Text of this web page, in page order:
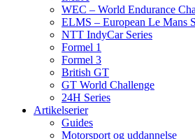
WEC – World Endurance
ELMS – European Le Mans
NTT IndyCar Series
Formel 1
Formel 3
British GT
GT World Challenge
24H Series
Artikelserier
Guides
Motorsport og uddannelse